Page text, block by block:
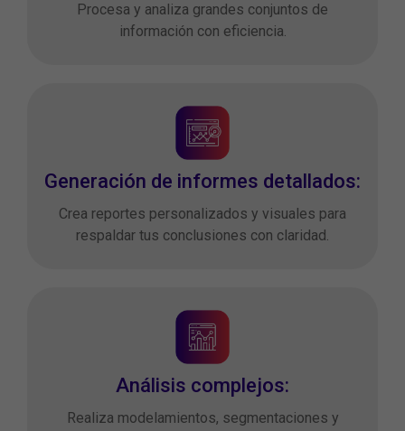
Procesa y analiza grandes conjuntos de
información con eficiencia.
Generación de informes detallados:
Crea reportes personalizados y visuales para
respaldar tus conclusiones con claridad.
Análisis complejos:
Realiza modelamientos, segmentaciones y